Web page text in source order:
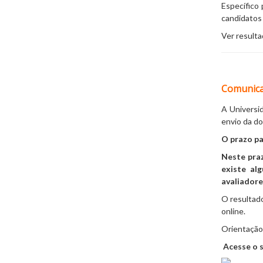
Específico
Ver
A
envio da
O prazo
Neste
existe
O
online.
Acesse o